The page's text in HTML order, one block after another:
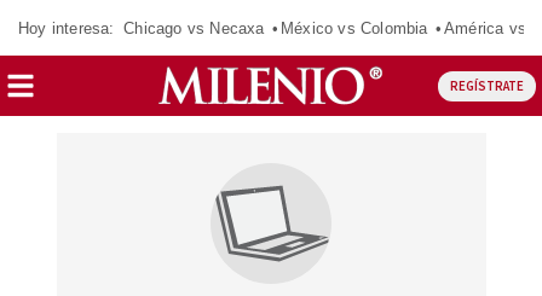
Hoy interesa: Chicago vs Necaxa México vs Colombia América vs
REGÍSTRATE